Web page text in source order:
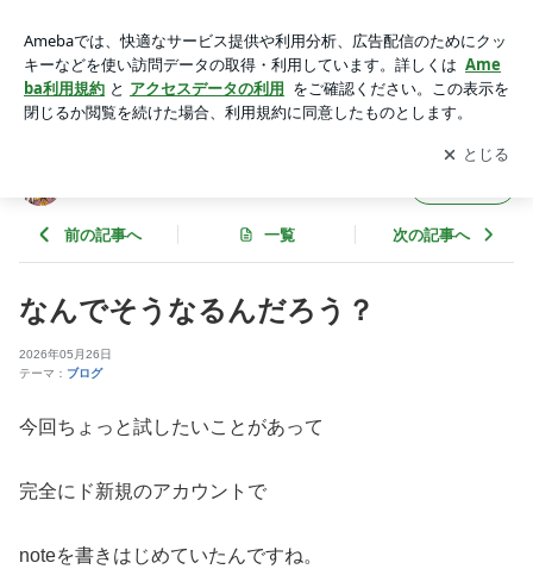
アプリをダウンロードして ブログの更新通知
を受け取りまし
ょう。
開く
前の記事へ 一覧 次の記事へ
なんでそうなるんだろう？
2026年05月26日
テーマ： ブログ
今回ちょっと試したいことがあって
完全にド新規のアカウントで
noteを書きはじめていたんですね。